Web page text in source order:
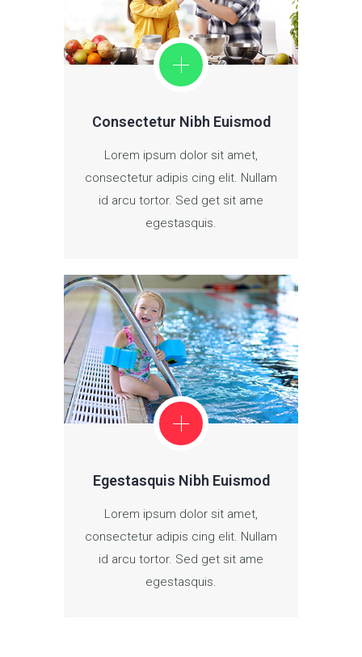
Consectetur Nibh Euismod
Lorem ipsum dolor sit amet,
consectetur adipis cing elit. Nullam
id arcu tortor. Sed get sit ame
egestasquis.
Egestasquis Nibh Euismod
Lorem ipsum dolor sit amet,
consectetur adipis cing elit. Nullam
id arcu tortor. Sed get sit ame
egestasquis.